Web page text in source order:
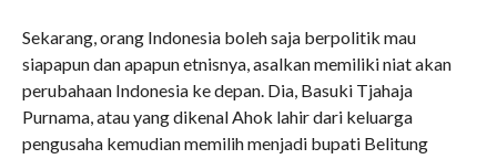
Sekarang, orang Indonesia boleh saja berpolitik mau
siapapun dan apapun etnisnya, asalkan memiliki niat akan
perubahaan Indonesia ke depan. Dia, Basuki Tjahaja
Purnama, atau yang dikenal Ahok lahir dari keluarga
pengusaha kemudian memilih menjadi bupati Belitung